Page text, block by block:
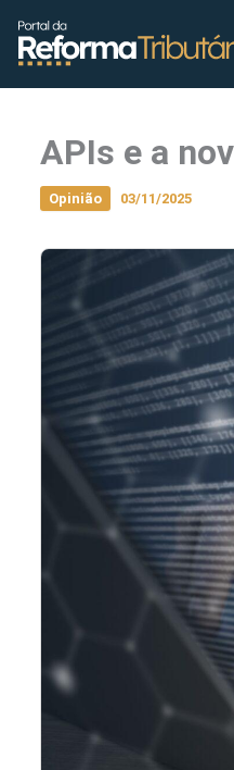
conteúdo
APIs e a
Opinião 03/11/2025